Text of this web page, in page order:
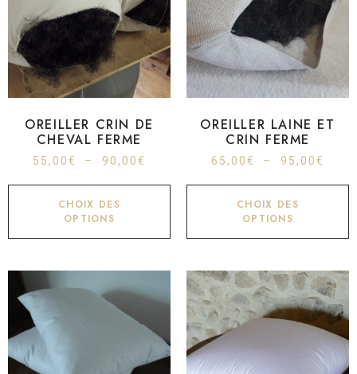
OREILLER CRIN DE
CHEVAL FERME
55,00€ – 90,00€
CHOIX DES
OPTIONS
OREILLER LAINE ET
CRIN FERME
65,00€ – 95,00€
CHOIX DES
OPTIONS